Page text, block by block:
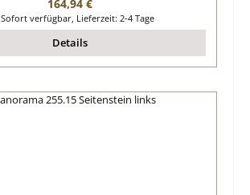
164,94 €
Sofort verfügbar, Lieferzeit: 2-4 Tage
Details